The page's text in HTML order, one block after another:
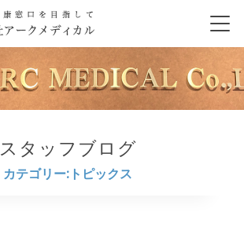
スタッフブログ
カテゴリー:トピックス